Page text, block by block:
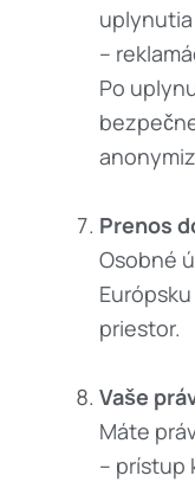
–
Po
Prenos
Osobné
priestor.
Vaše
Máte
– prístup